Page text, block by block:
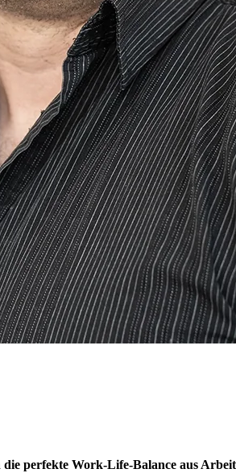
die perfekte Work-Life-Balance aus